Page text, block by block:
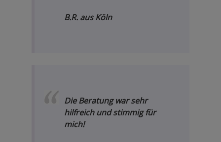
B.R. aus Köln
Die Beratung war sehr
hilfreich und stimmig für
mich!